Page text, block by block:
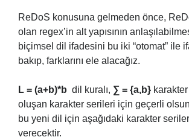
ReDoS konusuna gelmeden önce,
olan regex’in alt yapısının
biçimsel dil ifadesini bu iki “otomat” ile
bakıp, farklarını ele alacağız.
L = (a+b)*b dil kuralı, ∑ = {a,b}
oluşan karakter serileri için geçerli
bu yeni dil için aşağıdaki karakter
verecektir.